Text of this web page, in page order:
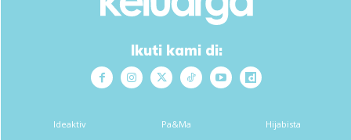
Ikuti kami di:
Ideaktiv Pa&Ma Hijabista